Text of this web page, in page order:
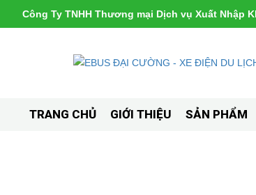
Công Ty TNHH Thương mại Dịch vụ Xuất Nhập
TRANG CHỦ GIỚI THIỆU SẢN PHẨM